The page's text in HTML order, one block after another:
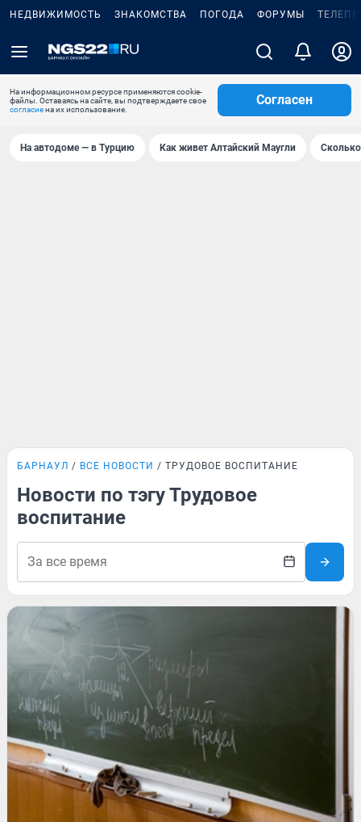
НЕДВИЖИМОСТЬ ЗНАКОМСТВА ПОГОДА ФОРУМЫ
На информационном ресурсе применяются cookie-
файлы. Оставаясь на сайте, вы подтверждаете свое
согласиена их использование.
Согласен
На автодоме — в Турцию Как живет Алтайский Маугли
БАРНАУЛ ВСЕ НОВОСТИ ТРУДОВОЕ ВОСПИТАНИЕ
Новости по тэгу Трудовое
воспитание